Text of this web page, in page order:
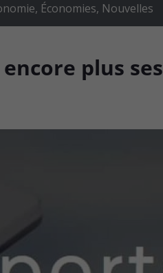
, Économies, Nouvelles
plus ses